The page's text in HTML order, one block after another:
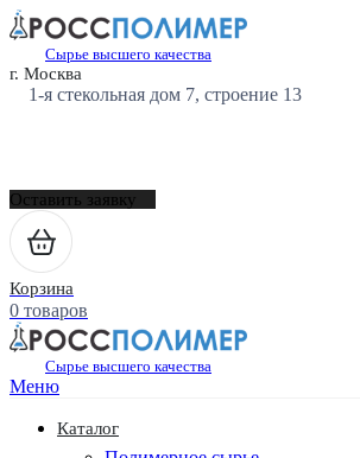
Сырье высшего качества
г. Москва
1-я стекольная дом 7, строение 13
Оставить заявку
Корзина
0 товаров
Сырье высшего качества
Меню
Каталог